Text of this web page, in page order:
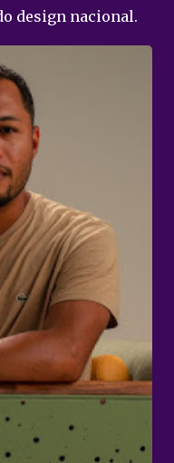
design nacional.